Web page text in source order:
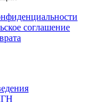
соглашение